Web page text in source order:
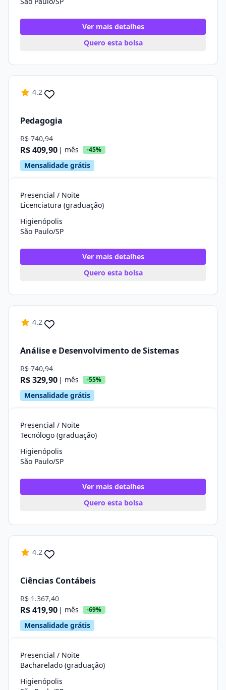
Ver mais detalhes
Quero esta bolsa
4.2
Pedagogia
R$ 740,94
R$ 409,90 | mês -45%
Mensalidade grátis
Presencial / Noite
Licenciatura (graduação)
Higienópolis
São Paulo/SP
Ver mais detalhes
Quero esta bolsa
4.2
Análise e Desenvolvimento de Sistemas
R$ 740,94
R$ 329,90 | mês -55%
Mensalidade grátis
Presencial / Noite
Tecnólogo (graduação)
Higienópolis
São Paulo/SP
Ver mais detalhes
Quero esta bolsa
4.2
Ciências Contábeis
R$ 1.367,40
R$ 419,90 | mês -69%
Mensalidade grátis
Presencial / Noite
Bacharelado (graduação)
Higienópolis